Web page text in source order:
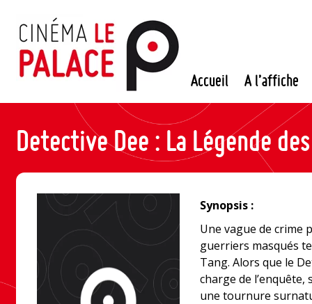
contenu
Accueil A l’affiche
Detective Dee : La Légende
Synopsis :
Une vague de crime
guerriers masqués
Tang. Alors que le
charge de
une tournure